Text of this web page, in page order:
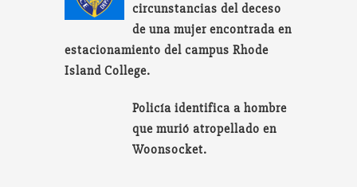
circunstancias del deceso
de una mujer encontrada en
estacionamiento del campus Rhode
Island College.
Policía identifica a hombre
que murió atropellado en
Woonsocket.